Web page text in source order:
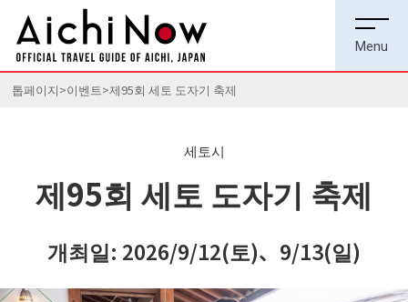
톱페이지 이벤트 제95회 세토 도자기 축제
세토시
제95회 세토 도자기 축제
개최일: 2026/9/12(토)、9/13(일)